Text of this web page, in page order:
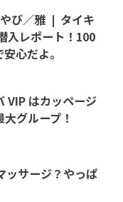
び／雅 ❘ タイキ
入レポート！100
心だよ。
VIP はカッページ
グループ！
ッサージ？やっぱ